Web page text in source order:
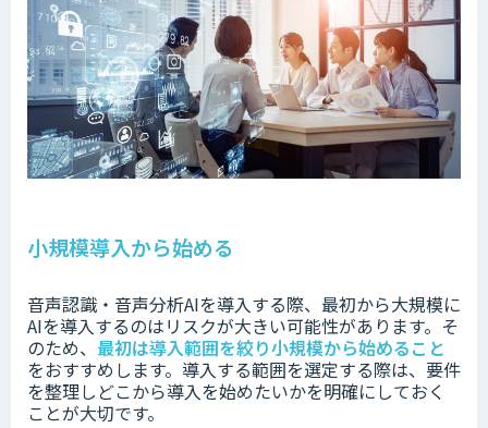
小規模導入から始める
音声認識・音声分析AIを導入する際、 最初から大規模に
AIを導入するのはリスクが大きい可能性があります。そ
のため、 最初は導入範囲を絞り小規模から始めること
をおすすめします。導入する範囲を選定する際は、要件
を整理しどこから導入を始めたいかを明確にしておく
ことが大切です。